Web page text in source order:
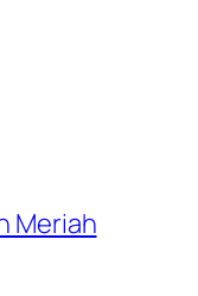
Meriah